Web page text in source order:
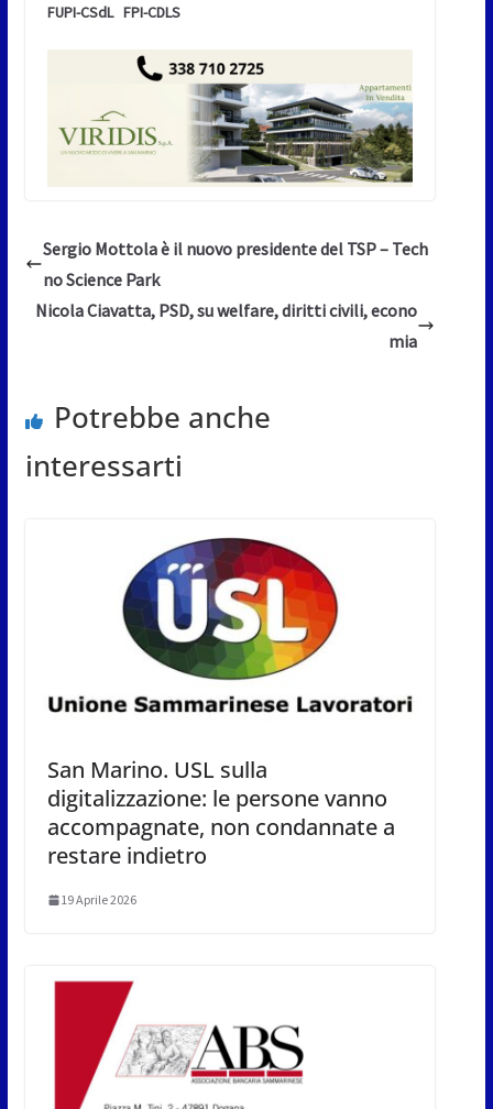
FUPI-CSdL FPI-CDLS
Sergio Mottola è il nuovo presidente del TSP – Tech
no Science Park
Nicola Ciavatta, PSD, su welfare, diritti civili, econo
mia
Potrebbe anche
interessarti
San Marino. USL sulla
digitalizzazione: le persone vanno
accompagnate, non condannate a
restare indietro
19 Aprile 2026